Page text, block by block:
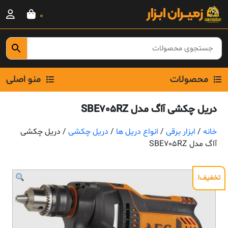
Skip
content
0
محصولات منو اصلی
دریل چکشی آاگ مدل SBE705RZ
خانه / ابزار برقی / انواع دریل ها / دریل چکشی / دریل چکشی
آاگ مدل SBE705RZ
تخفیف!